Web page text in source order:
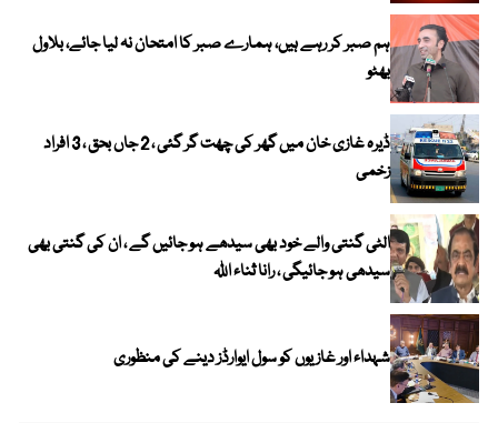
ہم صبر کر رہے ہیں، ہمارے صبر کا امتحان نہ لیا جائے، بلاول
بھٹو
ڈیرہ غازی خان میں گھر کی چھت گر گئی ، 2 جاں بحق ، 3 افراد
زخمی
الٹی گنتی والے خود بھی سیدھے ہو جائیں گے ، ان کی گنتی بھی
سیدھی ہو جائیگی ، رانا ثناء اللہ
شہداء اور غازیوں کو سول ایوارڈز دینے کی منظوری